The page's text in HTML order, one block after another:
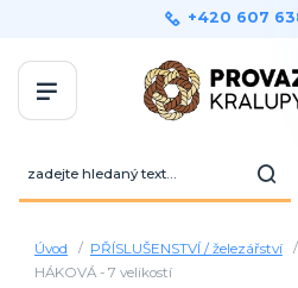
+420 607
Úvod PŘÍSLUŠENSTVÍ / železářství
HÁKOVÁ - 7 velikostí